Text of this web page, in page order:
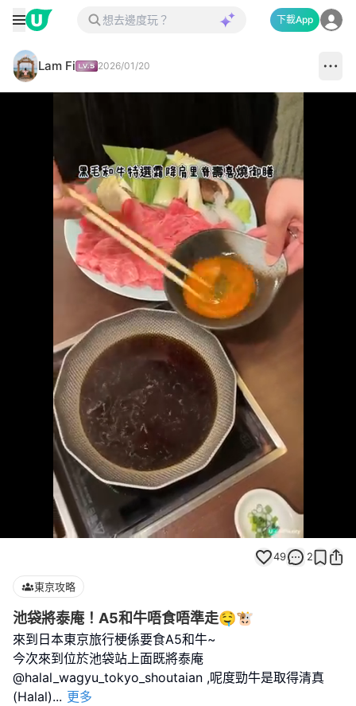
下載App
Lam Fi 2026/01/20
Loaded
100.00%
49 2
東京攻略
池袋將泰庵！A5和牛唔食唔準走🤤🐮
來到日本東京旅行梗係要食A5和牛~
今次來到位於池袋站上面既將泰庵
@halal_wagyu_tokyo_shoutaian ,呢度勁牛是取得清真
(Halal)... 更多